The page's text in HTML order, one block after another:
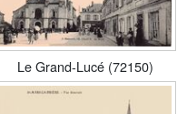
Le Grand-Lucé (72150)